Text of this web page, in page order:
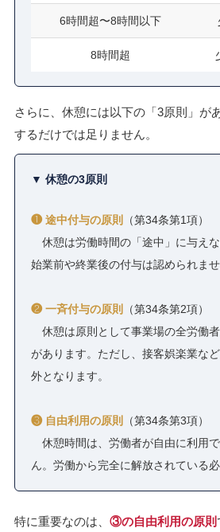
6時間超〜8時間以下
8時間超
さらに、休憩には以下の「3原則」が
するだけでは足りません。
▼ 休憩の3原則
❶ 途中付与の原則
（第34条第1項）
休憩は労働時間の「途中」に与えな
始業前や終業後の付与は認められませ
❷ 一斉付与の原則
（第34条第2項）
休憩は原則として事業場の全労働
があります。ただし、接客娯楽業な
外となります。
❸ 自由利用の原則
（第34条第3項）
休憩時間は、労働者が自由に利用
ん。労働から完全に解放されている必
特に重要なのは、 ③の自由利用の原則